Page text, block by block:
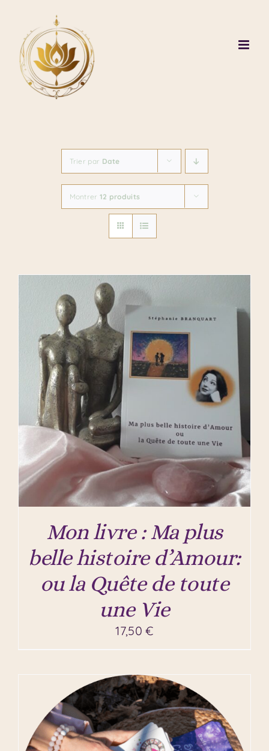
contenu
Trier par Date
Montrer 12 produits
Mon livre : Ma plus
belle histoire d’Amour:
ou la Quête de toute
une Vie
17,50€